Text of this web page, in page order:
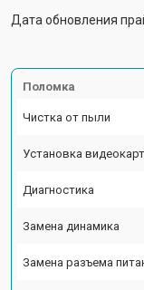
Дата обновления
Поломка
Чистка от пыли
Установка
Диагностика
Замена динамика
Замена разъема